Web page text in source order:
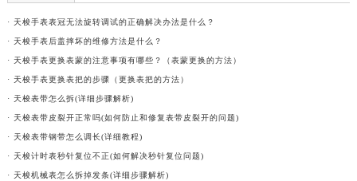
· 天梭手表表冠无法旋转调试的正确解决办法是什么？
· 天梭手表后盖摔坏的维修方法是什么？
· 天梭手表更换表蒙的注意事项有哪些？（表蒙更换的方法）
· 天梭手表更换表把的步骤（更换表把的方法）
· 天梭表带怎么拆(详细步骤解析)
· 天梭表带皮裂开正常吗(如何防止和修复表带皮裂开的问题)
· 天梭表带钢带怎么调长(详细教程)
· 天梭计时表秒针复位不正(如何解决秒针复位问题)
· 天梭机械表怎么拆掉发条(详细步骤解析)